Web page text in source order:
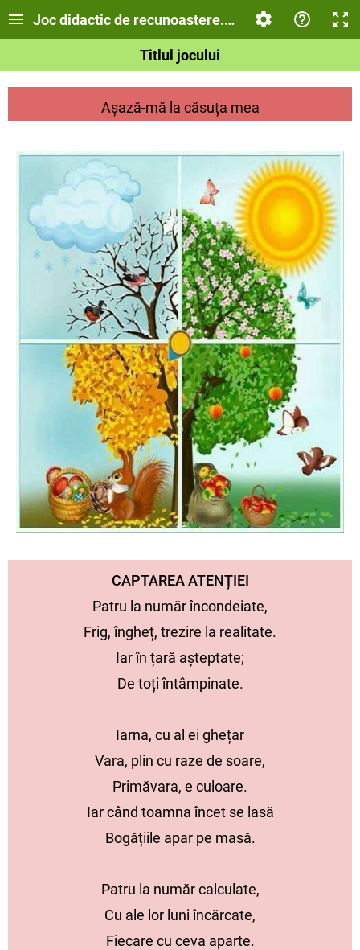
Joc didactic de recunoastere. Anotimpurile
Titlul jocului
Așază-mă la căsuța mea
CAPTAREA ATENȚIEI
Patru la număr încondeiate,
Frig, îngheț, trezire la realitate.
Iar în țară așteptate;
De toți întâmpinate.
Iarna, cu al ei ghețar
Vara, plin cu raze de soare,
Primăvara, e culoare.
Iar când toamna încet se lasă
Bogățiile apar pe masă.
Patru la număr calculate,
Cu ale lor luni încărcate,
Fiecare cu ceva aparte.